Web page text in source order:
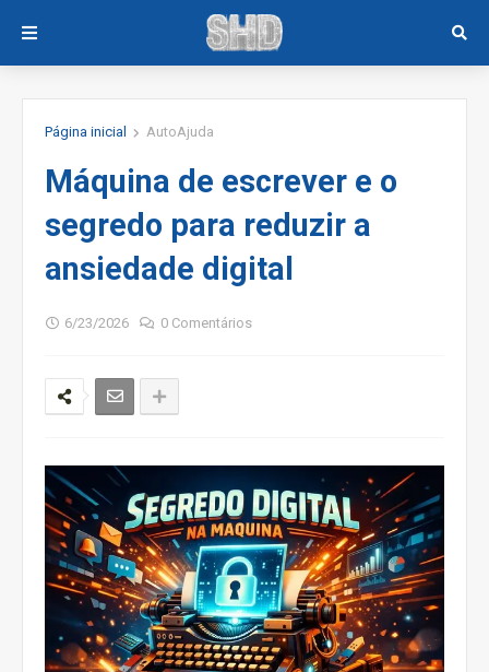
Página inicial AutoAjuda
Máquina de escrever e o
segredo para reduzir a
ansiedade digital
6/23/2026 0 Comentários